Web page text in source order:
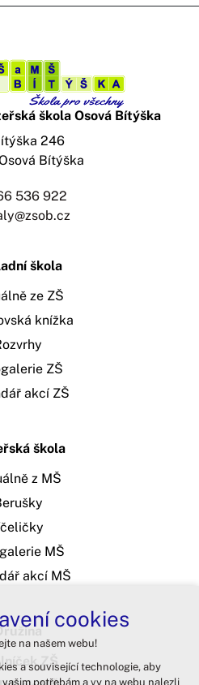
škola Osová Bítýška
536 922
246
Bítýška
škola
ze ZŠ
knížka
ZŠ
akcí ZŠ
škola
z MŠ
MŠ
akcí MŠ
ZŠ
cookies
na našem webu!
a související technologie, aby
potřebám a vy na webu nalezli